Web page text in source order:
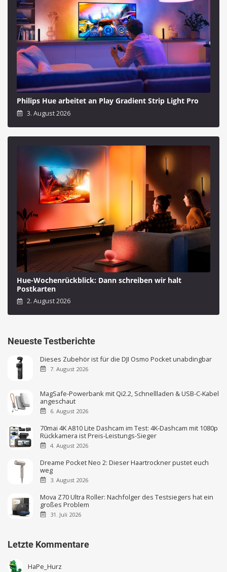
Philips Hue arbeitet an Play Gradient Strip Light Pro
3. August 2026
Hue-Wochenrückblick: Dann schreiben wir halt
Postkarten
2. August 2026
Neueste Testberichte
Dieses Zubehör ist für die DJI Osmo Pocket unabdingbar
7. August 2026
MagSafe-Powerbank mit Qi2.2, Schnellladen & USB-C-Kabel
angeschaut
6. August 2026
70mai 4K A810 Lite Dashcam im Test: 4K-Dashcam mit 1080p
Rückkamera ist Preis-Leistungs-Sieger
4. August 2026
Dreame Pocket Neo 2: Dieser Haartrockner pustet euch
weg
3. August 2026
Mova Z70 Ultra Roller: Nachfolger des Testsiegers hat ein
großes Problem
31. Juli 2026
Letzte Kommentare
HaPe_Hurz